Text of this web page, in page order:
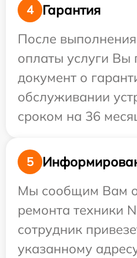
4
Гарантия
После
оплаты услуги Вы
документ о
обслуживании
сроком на 36
5
Мы сообщим Вам
ремонта техники
сотрудник
указанному